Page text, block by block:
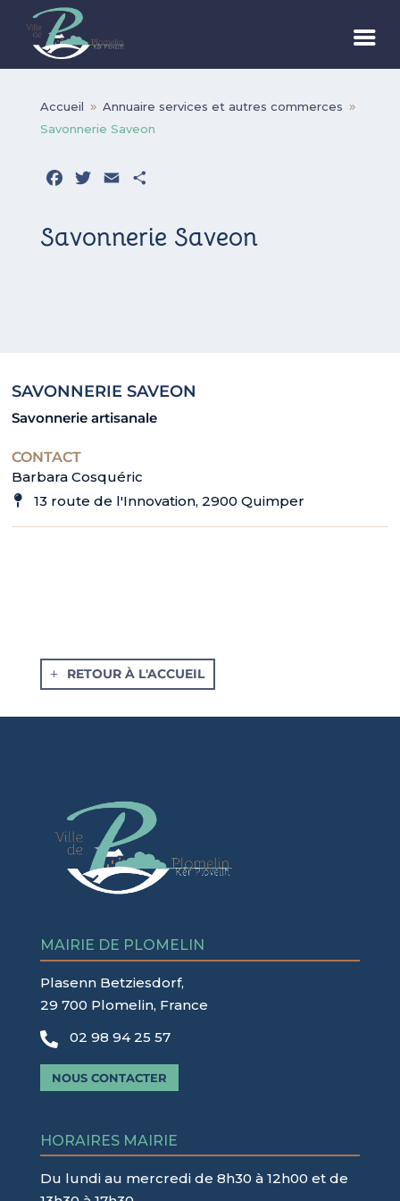
Accueil 9 Annuaire services et autres commerces 9
Savonnerie Saveon
Facebook
Twitter
Email
Savonnerie Saveon
SAVONNERIE SAVEON
Savonnerie artisanale
CONTACT
Barbara Cosquéric
13 route de l'Innovation, 2900 Quimper
RETOUR À L'ACCUEIL
MAIRIE DE PLOMELIN
Plasenn Betziesdorf,
29 700 Plomelin, France
 02 98 94 25 57
NOUS CONTACTER
HORAIRES MAIRIE
Du lundi au mercredi de 8h30 à 12h00 et de